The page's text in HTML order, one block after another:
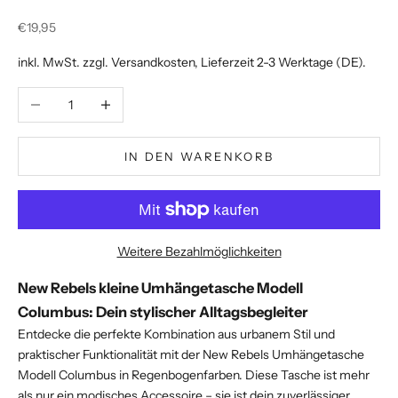
Angebot
€19,95
inkl. MwSt. zzgl. Versandkosten, Lieferzeit 2-3 Werktage (DE).
Anzahl verringernAnzahl erhöhen
IN DEN WARENKORB
Weitere Bezahlmöglichkeiten
New Rebels kleine Umhängetasche Modell
Columbus: Dein stylischer Alltagsbegleiter
Entdecke die perfekte Kombination aus urbanem Stil und
praktischer Funktionalität mit der New Rebels Umhängetasche
Modell Columbus in Regenbogenfarben. Diese Tasche ist mehr